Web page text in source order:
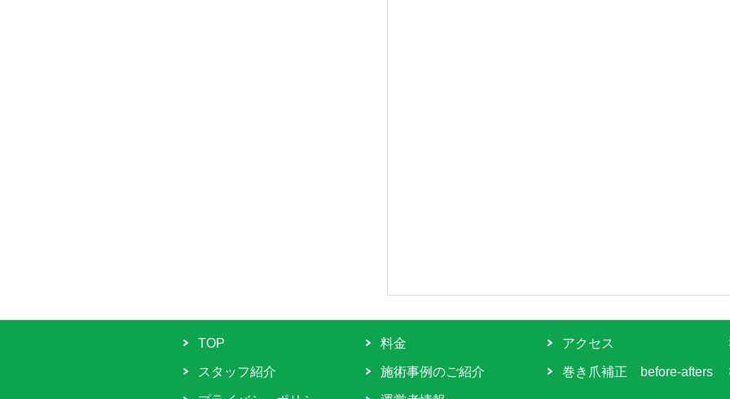
TOP 料金 アクセス
スタッフ紹介 施術事例のご紹介 巻き爪補正 before-afters